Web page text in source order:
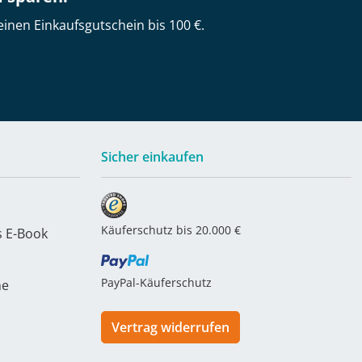
Einkaufsgutschein bis 100 €.
Book
Sicher einkaufen
Käuferschutz bis 20.000 €
PayPal-Käuferschutz
Vertrag widerrufen